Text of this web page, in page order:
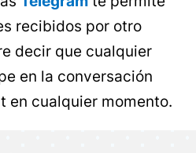
recibidos por otro
decir que cualquier
en la conversación
en cualquier momento.